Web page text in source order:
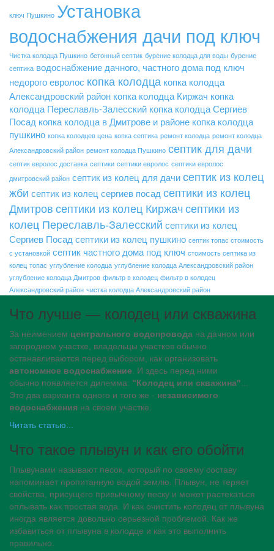
ключ Пушкино Установка
водоснабжения дачи под ключ
Чистка колодца Пушкино бетонный септик бурение колодца для воды бурение
септика водоснабжение дачного, частного дома под ключ
недорого евролос копка колодца копка колодца
Александровский район копка колодца Киржач копка
колодца Переславль-Залесский копка колодца Сергиев
Посад копка колодца в Дмитрове и районе копка колодца
пушкино копка колодцев цена копка септика ремонт колодца ремонт колодца
Александровский район ремонт колодца Пушкино септик для дачи
септик евролос доставка септики септики евролос септики евролос
дмитровский район септик из колец для дачи септик из колец
жби септик из колец сергиев посад септики из колец
Дмитров септики из колец Киржач септики из
колец Переславль-Залесский септики из колец
Сергиев Посад септики из колец пушкино септик топас стоимость
с установкой септик частного дома под ключ стоимость септика из
колец топас углубление колодца углубление колодца Александровский район
углубление колодца Дмитров фильтр в колодец фильтр в колодец
Александровский район чистка колодца Александровский район
Что лучше — колодец или скважина
За неимением центрального водопровода на дачном или
загородном участке, владельцы участков обычно
останавливаются перед выбором, как организовать
автономное водоснабжение . И здесь перед ними
обычно появляется дилемма: "Колодец или скважина"
Это два варианта одного и того же - независимого
водоснабжения на своем участке.
Читать статью...
Что такое плывун и как его обойти
Плывунами называют песок, который по своему составу
напоминает пропитанную водой землю. Плывун, не теряет
свойства, присущего привычному песку и может растекаться
оплывать как простая вода. И как очистить колодец от плывуна
иногда является довольно серьезной проблемой. Как же
избавиться от плывуна в колодце и как это выполнить
правильно.